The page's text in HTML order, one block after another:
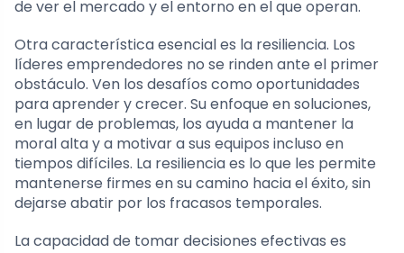
de ver el mercado y el entorno en el que operan.
Otra característica esencial es la resiliencia. Los
líderes emprendedores no se rinden ante el primer
obstáculo. Ven los desafíos como oportunidades
para aprender y crecer. Su enfoque en soluciones,
en lugar de problemas, los ayuda a mantener la
moral alta y a motivar a sus equipos incluso en
tiempos difíciles. La resiliencia es lo que les permite
mantenerse firmes en su camino hacia el éxito, sin
dejarse abatir por los fracasos temporales.
La capacidad de tomar decisiones efectivas es